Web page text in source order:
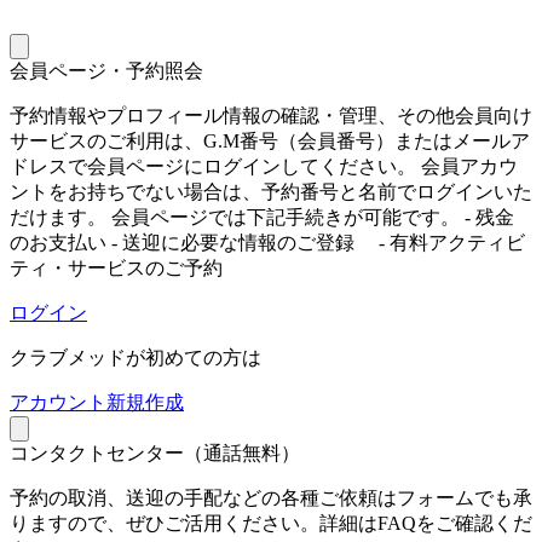
会員ページ・予約照会
予約情報やプロフィール情報の確認・管理、その他会員向け
サービスのご利用は、G.M番号（会員番号）またはメールア
ドレスで会員ページにログインしてください。 会員アカウ
ントをお持ちでない場合は、予約番号と名前でログインいた
だけます。 会員ページでは下記手続きが可能です。 - 残金
のお支払い - 送迎に必要な情報のご登録 - 有料アクティビ
ティ・サービスのご予約
ログイン
クラブメッドが初めての方は
アカウント新規作成
コンタクトセンター（通話無料）
予約の取消、送迎の手配などの各種ご依頼はフォームでも承
りますので、ぜひご活用ください。詳細はFAQをご確認くだ